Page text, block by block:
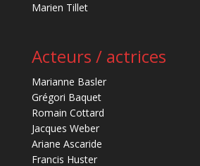
Marien Tillet
Acteurs / actrices
Marianne Basler
Grégori Baquet
Romain Cottard
Jacques Weber
Ariane Ascaride
Francis Huster